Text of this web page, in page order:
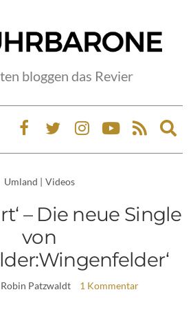
bloggen das Revier
Umland | Videos
– Die neue Single
von
Patzwaldt 1 Kommentar